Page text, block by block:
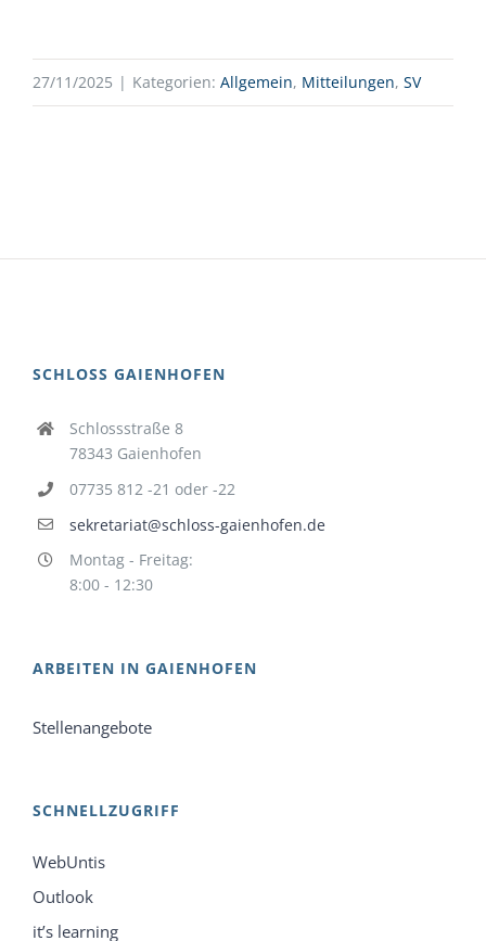
27/11/2025 | Kategorien: Allgemein, Mitteilungen, SV
SCHLOSS GAIENHOFEN
Schlossstraße 8
78343 Gaienhofen
07735 812 -21 oder -22
sekretariat@schloss-gaienhofen.de
Montag - Freitag:
8:00 - 12:30
ARBEITEN IN GAIENHOFEN
Stellenangebote
SCHNELLZUGRIFF
WebUntis
Outlook
it’s learning